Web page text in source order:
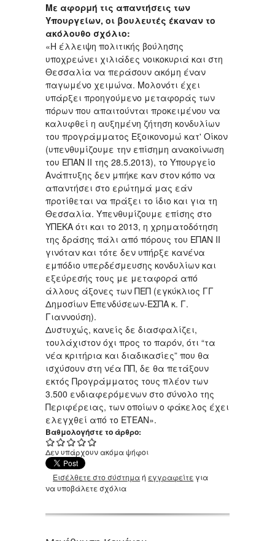
Με αφορμή τις απαντήσεις των
Υπουργείων, οι βουλευτές έκαναν το
ακόλουθο σχόλιο:
«Η έλλειψη πολιτικής βούλησης
υποχρεώνει χιλιάδες νοικοκυριά και στη
Θεσσαλία να περάσουν ακόμη έναν
παγωμένο χειμώνα. Μολονότι έχει
υπάρξει προηγούμενο μεταφοράς των
πόρων που απαιτούνται προκειμένου να
καλυφθεί η αυξημένη ζήτηση κονδυλίων
του προγράμματος Εξοικονομώ κατ' Οίκον
(υπενθυμίζουμε την επίσημη ανακοίνωση
του ΕΠΑΝ ΙΙ της 28.5.2013), το Υπουργείο
Ανάπτυξης δεν μπήκε καν στον κόπο να
απαντήσει στο ερώτημά μας εάν
προτίθεται να πράξει το ίδιο και για τη
Θεσσαλία. Υπενθυμίζουμε επίσης στο
ΥΠΕΚΑ ότι και το 2013, η χρηματοδότηση
της δράσης πάλι από πόρους του ΕΠΑΝ ΙΙ
γινόταν και τότε δεν υπήρξε κανένα
εμπόδιο υπερδέσμευσης κονδυλίων και
εξεύρεσής τους με μεταφορά από
άλλους άξονες των ΠΕΠ (εγκύκλιος ΓΓ
Δημοσίων Επενδύσεων-ΕΣΠΑ κ. Γ.
Γιαννούση).
Δυστυχώς, κανείς δε διασφαλίζει,
τουλάχιστον όχι προς το παρόν, ότι “τα
νέα κριτήρια και διαδικασίες” που θα
ισχύσουν στη νέα ΠΠ, δε θα πετάξουν
εκτός Προγράμματος τους πλέον των
3.500 ενδιαφερόμενων στο σύνολο της
Περιφέρειας, των οποίων ο φάκελος έχει
ελεγχθεί από το ΕΤΕΑΝ».
Βαθμολογήστε το άρθρο:
Δεν υπάρχουν ακόμα ψήφοι
Εισέλθετε στο σύστημαή εγγραφείτε για
να υποβάλετε σχόλια